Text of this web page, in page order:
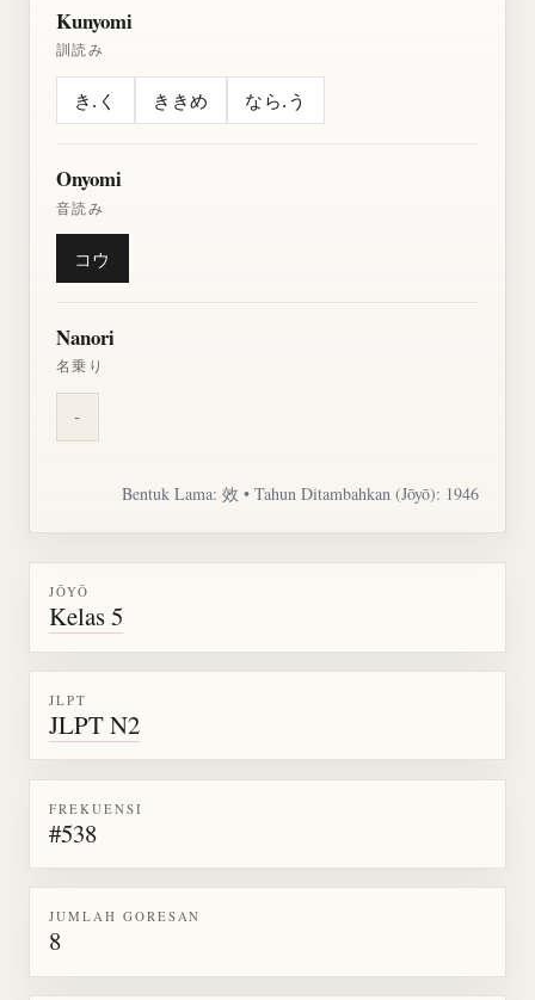
Kunyomi
訓読み
き.く ききめ なら.う
Onyomi
音読み
コウ
Nanori
名乗り
-
Bentuk Lama: 效 • Tahun Ditambahkan (Jōyō): 1946
JŌYŌ
Kelas 5
JLPT
JLPT N2
FREKUENSI
#538
JUMLAH GORESAN
8